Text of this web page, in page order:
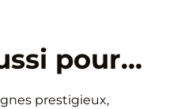
pour…
prestigieux,